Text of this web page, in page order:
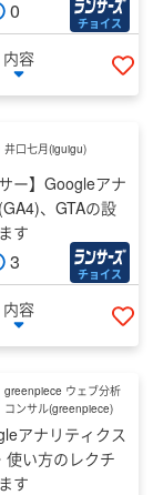
0 チョイス
内容
い
井口七月(iguigu)
ー】Googleアナ
、GTAの設
す
3 チョイス
内容
い
greenpiece ウェブ分析
コンサル(greenpiece)
アナリティクス
使い方のレクチ
す